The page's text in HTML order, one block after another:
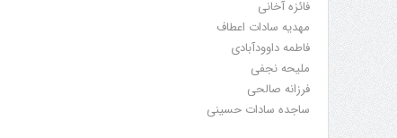
فائزه آخانی
مهدیه سادات اعطاف
فاطمه داوودآبادی
ملیحه نجفی
فرزانه صالحی
ساجده سادات حسینی